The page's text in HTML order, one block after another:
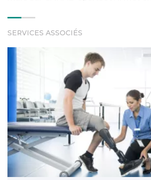
reconstruction des personnes en
SERVICES ASSOCIÉS
Faire face au handicap